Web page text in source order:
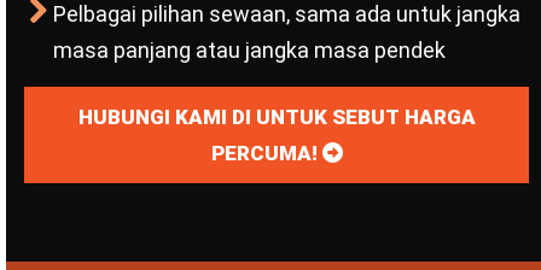
Pelbagai pilihan sewaan, sama ada untuk jangka
masa panjang atau jangka masa pendek
HUBUNGI KAMI DI UNTUK SEBUT HARGA
PERCUMA!